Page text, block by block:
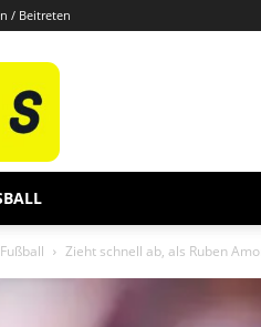
/ Beitreten
Sporten
Fußball Zieht schnell ab, als Ruben